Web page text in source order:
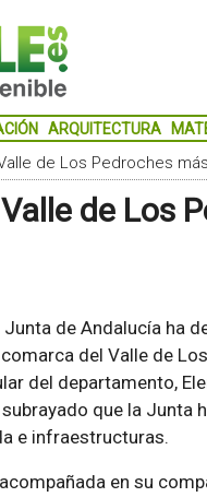
ARQUITECTURA
de Los Pedroches
de Los
de Andalucía ha
del Valle de
del departamento,
que la Junta
e infraestructuras.
en su